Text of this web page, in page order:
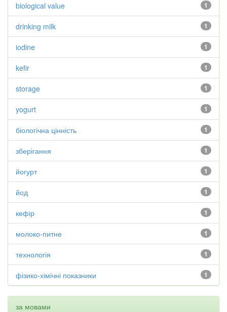
1
biological value
1
drinking milk
1
iodine
1
kefir
1
storage
1
yogurt
1
біологічна цінність
1
зберігання
1
йогурт
1
йод
1
кефір
1
молоко-питне
1
технологія
1
фізико-хімічні показники
за мовами